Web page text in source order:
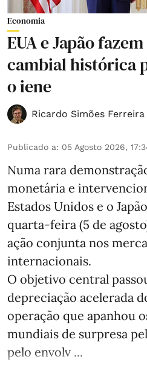
Economia
EUA e Japão
cambial histórica
o iene
Ricardo Simões Ferreira
Publicado a: 05 Agosto 2026,
Numa rara
monetária e
Estados Unidos e o
quarta-feira (5 de
ação conjunta nos
internacionais.
O objetivo central
depreciação acelerada
operação que apanhou
mundiais de surpresa
pelo envolv ...